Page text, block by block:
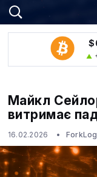
Майкл
витримає
16.02.2026